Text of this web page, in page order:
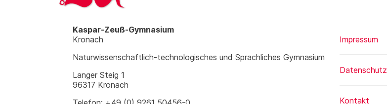
Kaspar-Zeuß-Gymnasium
Kronach
Naturwissenschaftlich-technologisches und Sprachliches Gymnasium
Langer Steig 1
96317 Kronach
Impressum
Datenschutz
Kontakt